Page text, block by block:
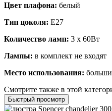
Цвет плафона: белый
Тип цоколя: E27
Количество ламп: 3 x 60Вт
Лампы: в комплект не входят
Место использования:
Смотрите также в этой
Быстрый просмотр